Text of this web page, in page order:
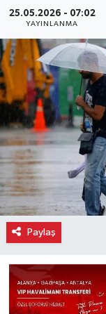
25.05.2026 - 07:02
YAYINLANMA
Paylaş